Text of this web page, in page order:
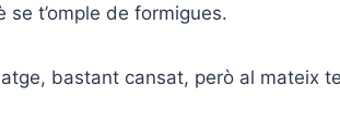
t’omple de formigues.
bastant cansat, però al mateix